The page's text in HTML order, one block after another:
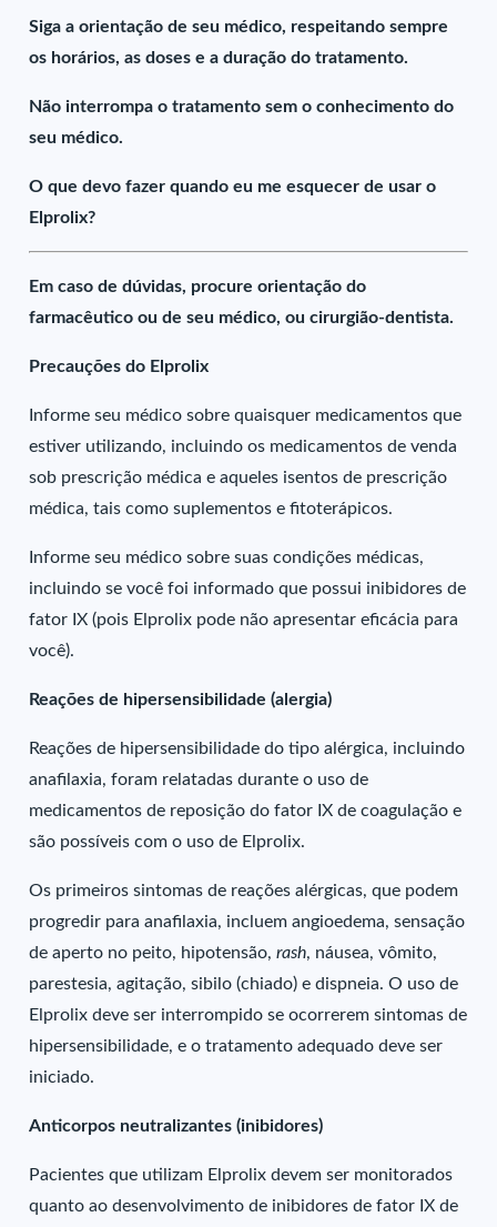
Siga a orientação de seu médico, respeitando sempre
os horários, as doses e a duração do tratamento.
Não interrompa o tratamento sem o conhecimento do
seu médico.
O que devo fazer quando eu me esquecer de usar o
Elprolix?
Em caso de dúvidas, procure orientação do
farmacêutico ou de seu médico, ou cirurgião-dentista.
Precauções do Elprolix
Informe seu médico sobre quaisquer medicamentos que
estiver utilizando, incluindo os medicamentos de venda
sob prescrição médica e aqueles isentos de prescrição
médica, tais como suplementos e fitoterápicos.
Informe seu médico sobre suas condições médicas,
incluindo se você foi informado que possui inibidores de
fator IX (pois Elprolix pode não apresentar eficácia para
você).
Reações de hipersensibilidade (alergia)
Reações de hipersensibilidade do tipo alérgica, incluindo
anafilaxia, foram relatadas durante o uso de
medicamentos de reposição do fator IX de coagulação e
são possíveis com o uso de Elprolix.
Os primeiros sintomas de reações alérgicas, que podem
progredir para anafilaxia, incluem angioedema, sensação
de aperto no peito, hipotensão,rash, náusea, vômito,
parestesia, agitação, sibilo (chiado) e dispneia. O uso de
Elprolix deve ser interrompido se ocorrerem sintomas de
hipersensibilidade, e o tratamento adequado deve ser
iniciado.
Anticorpos neutralizantes (inibidores)
Pacientes que utilizam Elprolix devem ser monitorados
quanto ao desenvolvimento de inibidores de fator IX de